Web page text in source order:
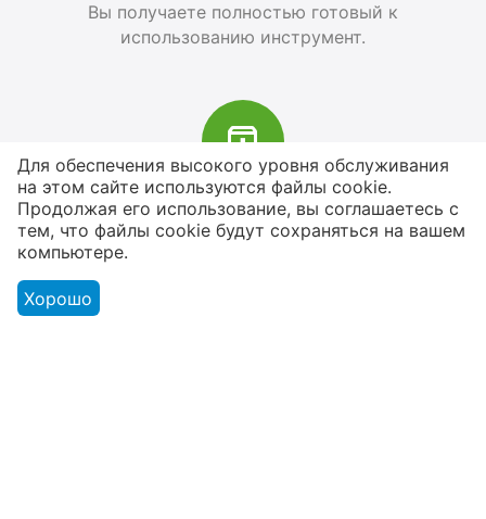
Вы получаете полностью готовый к
использованию инструмент.
В наличии более 4000 наименований
товаров
От расходников до сценического
Для обеспечения высокого уровня обслуживания
на этом сайте используются файлы cookie.
Продолжая его использование, вы соглашаетесь с
тем, что файлы cookie будут сохраняться на вашем
компьютере.
Хорошо